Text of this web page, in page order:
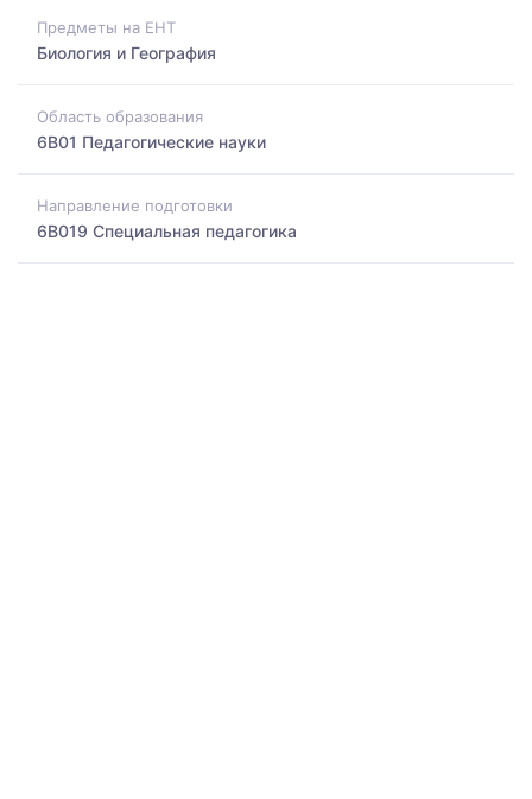
Предметы на ЕНТ
Биология и География
Область образования
6B01 Педагогические науки
Направление подготовки
6B019 Специальная педагогика